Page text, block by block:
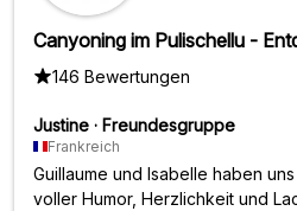
Canyoning im Pulischellu -
146 Bewertungen
Justine · Freundesgruppe
Frankreich
Guillaume und Isabelle haben
voller Humor, Herzlichkeit und